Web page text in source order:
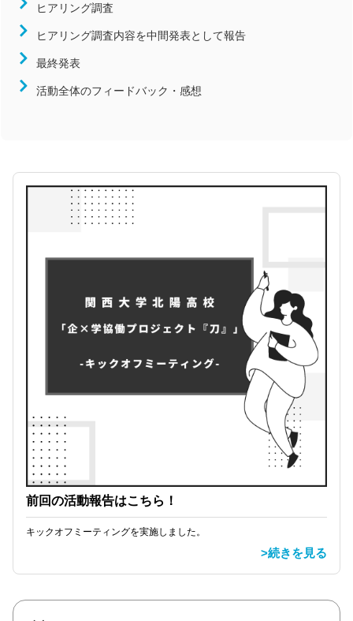
関東
中部
近畿
中国
陸上競技
サッカー
バスケットボール
ラグビー
柔道
ヒアリング調査
ヒアリング調査内容を中間発表として報告
最終発表
活動全体のフィードバック・感想
前回の活動報告はこちら！
キックオフミーティングを実施しました。
>続きを見る